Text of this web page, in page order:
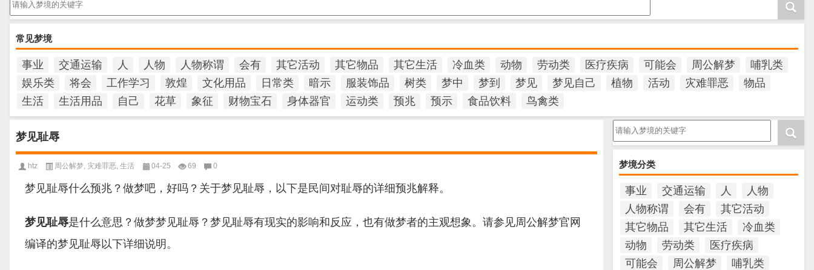
常见梦境
事业 交通运输 人 人物 人物称谓 会有 其它活动 其它物品 其它生活 冷血类 动物 劳动类 医疗疾病 可能会 周公解梦
哺乳类
娱乐类
将会 工作学习 敦煌 文化用品 日常类 暗示 服装饰品 树类 梦中 梦到 梦见 梦见自己 植物 活动 灾难罪恶
物品
生活
生活用品 自己 花草 象征 财物宝石 身体器官 运动类 预兆 预示 食品饮料 鸟禽类
梦境分类
事业 交通运输 人
人物
人物称谓
会有
其它活动
其它物品
其它生活
冷血类
动物
劳动类
医疗疾病
可能会
周公解梦
哺乳类
梦见耻辱
htz 周公解梦, 灾难罪恶, 生活 04-25 69 0
梦见耻辱什么预兆？做梦吧，好吗？关于梦见耻辱，以下是民间对耻辱的详细预兆解释。
梦见耻辱是什么意思？做梦梦见耻辱？梦见耻辱有现实的影响和反应，也有做梦者的主观想象。请参见周公解梦官网
编译的梦见耻辱以下详细说明。